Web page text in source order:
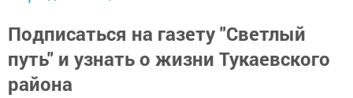
Подписаться на газету "Светлый
путь" и узнать о жизни Тукаевского
района